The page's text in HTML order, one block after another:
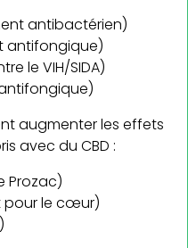
antibactérien)
antifongique)
le VIH/SIDA)
augmenter les effets
avec du CBD :
Prozac)
pour le cœur)